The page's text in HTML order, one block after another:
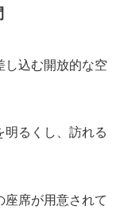
し込む開放的な空
明るくし、訪れる
座席が用意されて